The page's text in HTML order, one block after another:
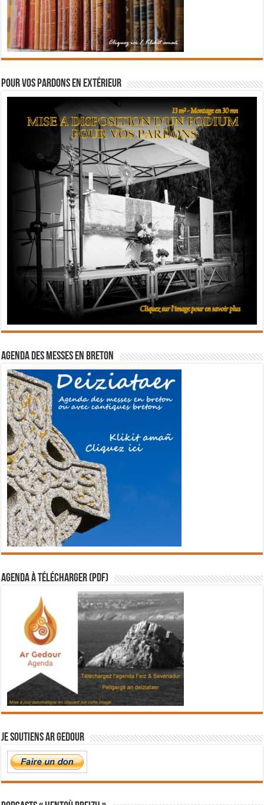
Pour vos pardons en extérieur
Agenda des messes en breton
Agenda à télécharger (PDF)
Je soutiens Ar Gedour